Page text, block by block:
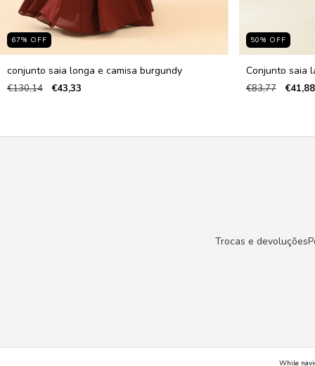
While
67% OFF
conjunto saia longa e camisa burgundy
€130,14 €43,33
50% OFF
Conjunto saia
€83,77 €41,88
Trocas e devoluções